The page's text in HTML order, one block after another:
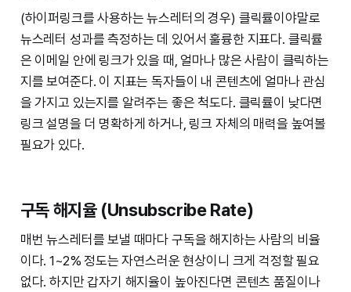
(하이퍼링크를 사용하는 뉴스레터의 경우) 클릭률이야말로
뉴스레터 성과를 측정하는 데 있어서 훌륭한 지표다. 클릭률
은 이메일 안에 링크가 있을 때, 얼마나 많은 사람이 클릭하는
지를 보여준다. 이 지표는 독자들이 내 콘텐츠에 얼마나 관심
을 가지고 있는지를 알려주는 좋은 척도다. 클릭률이 낮다면
링크 설명을 더 명확하게 하거나, 링크 자체의 매력을 높여볼
필요가 있다.
구독 해지율 (Unsubscribe Rate)
매번 뉴스레터를 보낼 때마다 구독을 해지하는 사람의 비율
이다. 1~2% 정도는 자연스러운 현상이니 크게 걱정할 필요
없다. 하지만 갑자기 해지율이 높아진다면 콘텐츠 품질이나